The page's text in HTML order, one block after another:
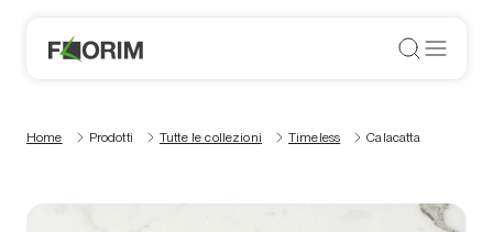
Home Prodotti Tutte le collezioni Timeless Calacatta